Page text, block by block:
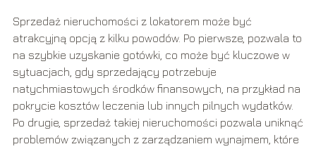
Sprzedaż nieruchomości z lokatorem może być
atrakcyjną opcją z kilku powodów. Po pierwsze, pozwala to
na szybkie uzyskanie gotówki, co może być kluczowe w
sytuacjach, gdy sprzedający potrzebuje
natychmiastowych środków finansowych, na przykład na
pokrycie kosztów leczenia lub innych pilnych wydatków.
Po drugie, sprzedaż takiej nieruchomości pozwala uniknąć
problemów związanych z zarządzaniem wynajmem, które